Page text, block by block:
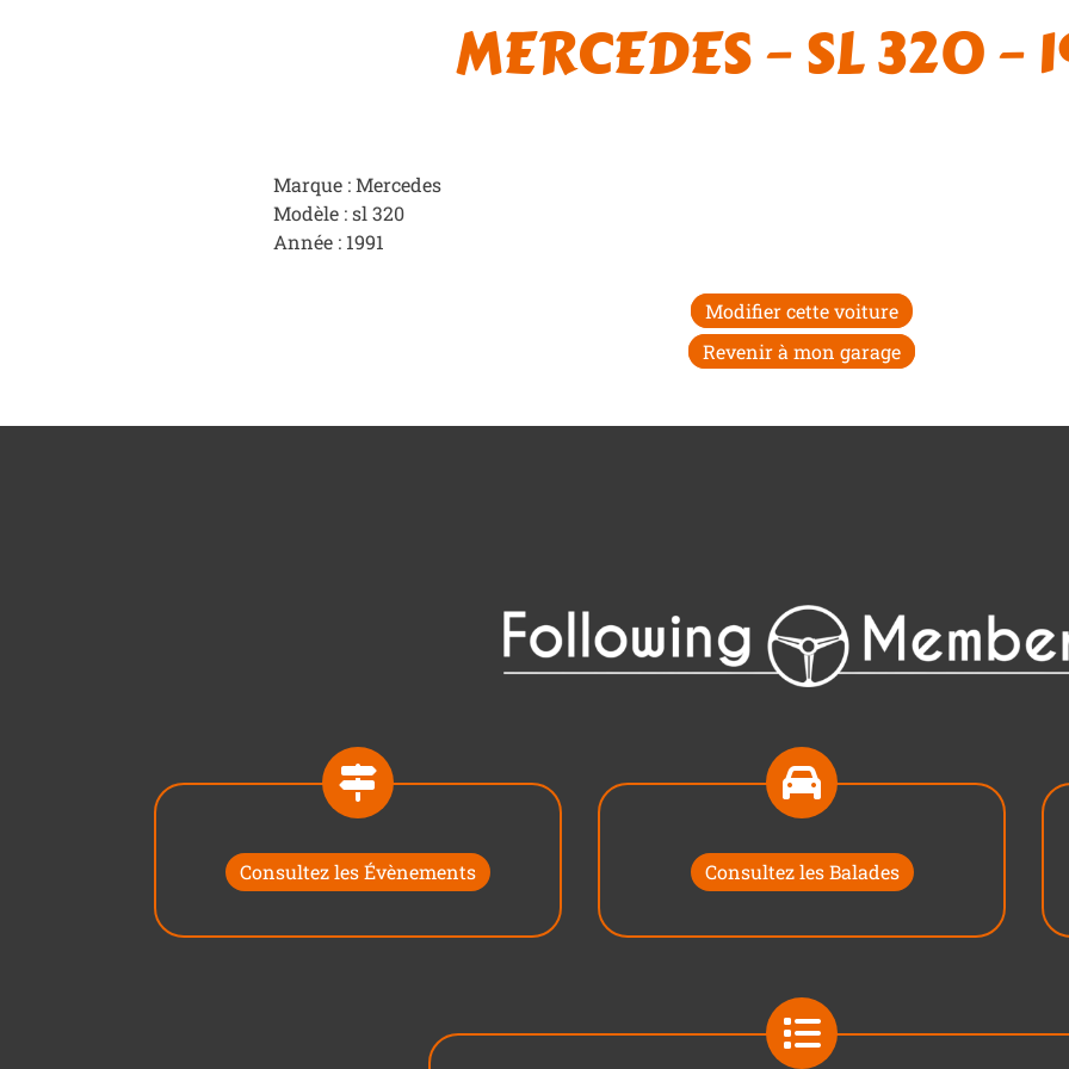
MERCEDES – SL 320 –
Marque : Mercedes
Modèle : sl 320
Année : 1991
Modifier cette voiture
Revenir à mon garage
Consultez les Évènements Consultez les Balades